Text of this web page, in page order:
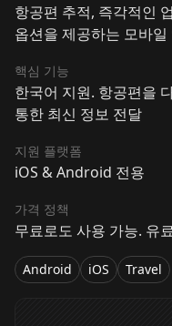
항공편 추적, 즉각적인
옵션을 제공하는 모바일
핵심 기능
한국어 지원. 항공편을
통한 최신 정보 전달
지원 플랫폼
iOS & Android 전용
가격 정책
무료로도 사용 가능. 유
Android iOS Travel